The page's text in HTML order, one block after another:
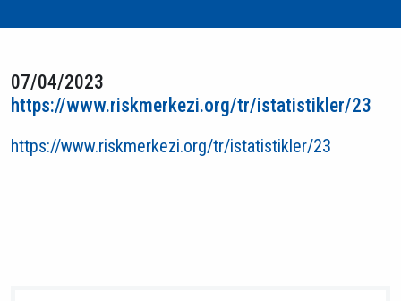
07/04/2023
https://www.riskmerkezi.org/tr/istatistikler/23
https://www.riskmerkezi.org/tr/istatistikler/23